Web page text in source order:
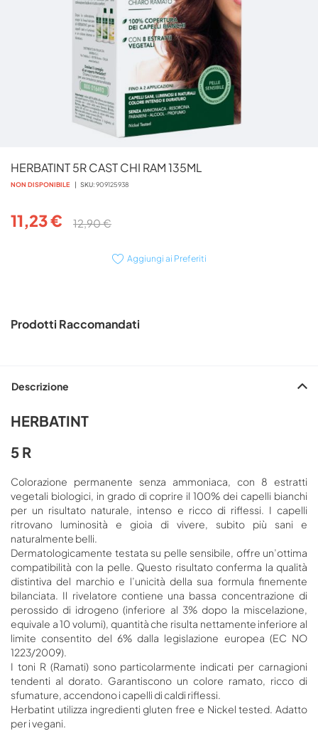
HERBATINT 5R CAST CHI RAM 135ML
NON DISPONIBILE SKU 909125938
11,23 € 12,90 €
Aggiungi ai Preferiti
all'inizio
della
immagini
Prodotti Raccomandati
Descrizione
HERBATINT
5 R
Colorazione permanente senza ammoniaca, con 8 estratti
vegetali biologici, in grado di coprire il 100% dei capelli bianchi
per un risultato naturale, intenso e ricco di riflessi. I capelli
ritrovano luminosità e gioia di vivere, subito più sani e
naturalmente belli.
Dermatologicamente testata su pelle sensibile, offre un’ottima
compatibilità con la pelle. Questo risultato conferma la qualità
distintiva del marchio e l’unicità della sua formula finemente
bilanciata. Il rivelatore contiene una bassa concentrazione di
perossido di idrogeno (inferiore al 3% dopo la miscelazione,
equivale a 10 volumi), quantità che risulta nettamente inferiore al
limite consentito del 6% dalla legislazione europea (EC NO
1223/2009).
I toni R (Ramati) sono particolarmente indicati per carnagioni
tendenti al dorato. Garantiscono un colore ramato, ricco di
sfumature, accendono i capelli di caldi riflessi.
Herbatint utilizza ingredienti gluten free e Nickel tested. Adatto
per i vegani.